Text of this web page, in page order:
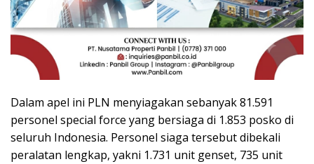
Dalam apel ini PLN menyiagakan sebanyak 81.591
personel special force yang bersiaga di 1.853 posko di
seluruh Indonesia. Personel siaga tersebut dibekali
peralatan lengkap, yakni 1.731 unit genset, 735 unit